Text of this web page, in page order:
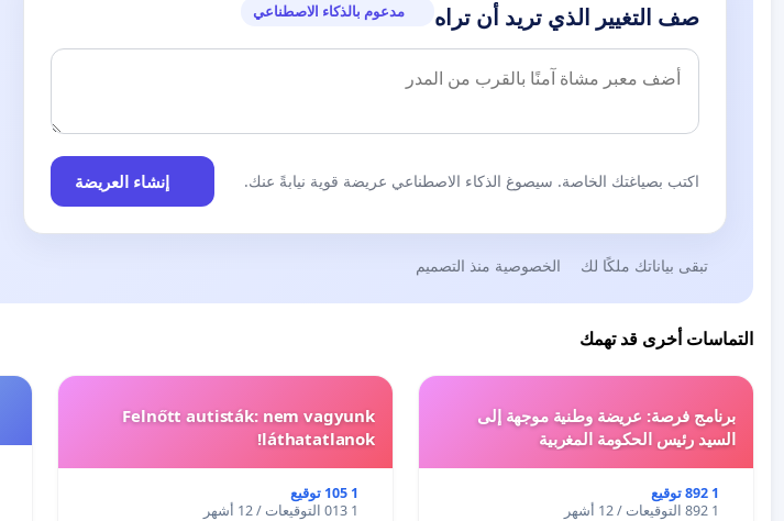
صف التغيير الذي تريد أن تراه مدعوم بالذكاء الاصطناعي
اكتب بصياغتك الخاصة. سيصوغ الذكاء الاصطناعي عريضة قوية نيابةً عنك. إنشاء العريضة
تبقى بياناتك ملكًا لك الخصوصية منذ التصميم
التماسات أخرى قد تهمك
برنامج فرصة: عريضة وطنية موجهة إلى
السيد رئيس الحكومة المغربية
1 892 توقيع
1 892 التوقيعات / 12 أشهر
Felnőtt autisták: nem vagyunk
láthatatlanok!
1 105 توقيع
1 013 التوقيعات / 12 أشهر